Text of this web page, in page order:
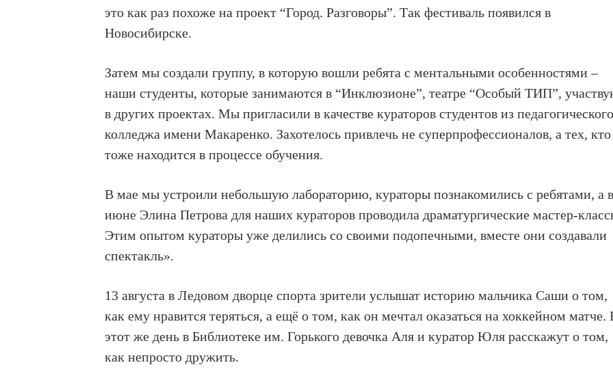
это как раз похоже на проект “Город. Разговоры”. Так фестиваль появился в
Новосибирске.
Затем мы создали группу, в которую вошли ребята с ментальными особенностями –
наши студенты, которые занимаются в “Инклюзионе”, театре “Особый ТИП”,
в других проектах. Мы пригласили в качестве кураторов студентов из педагогического
колледжа имени Макаренко. Захотелось привлечь не суперпрофессионалов, а тех, кто
тоже находится в процессе обучения.
В мае мы устроили небольшую лабораторию, кураторы познакомились с ребятами, а в
июне Элина Петрова для наших кураторов проводила драматургические мастер-
Этим опытом кураторы уже делились со своими подопечными, вместе они создавали
спектакль».
13 августа в Ледовом дворце спорта зрители услышат историю мальчика Саши о том,
как ему нравится теряться, а ещё о том, как он мечтал оказаться на хоккейном матче.
этот же день в Библиотеке им. Горького девочка Аля и куратор Юля расскажут о том,
как непросто дружить.